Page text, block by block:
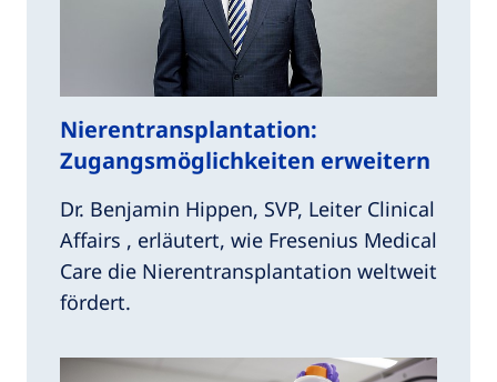
Nierentransplantation:
Zugangsmöglichkeiten erweitern
Dr. Benjamin Hippen, SVP, Leiter Clinical
Affairs , erläutert, wie Fresenius Medical
Care die Nierentransplantation weltweit
fördert.